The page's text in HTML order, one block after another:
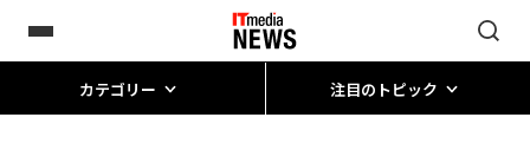
カテゴリー 注目のトピック